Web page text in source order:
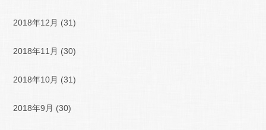
2018年12月 (31)
2018年11月 (30)
2018年10月 (31)
2018年9月 (30)